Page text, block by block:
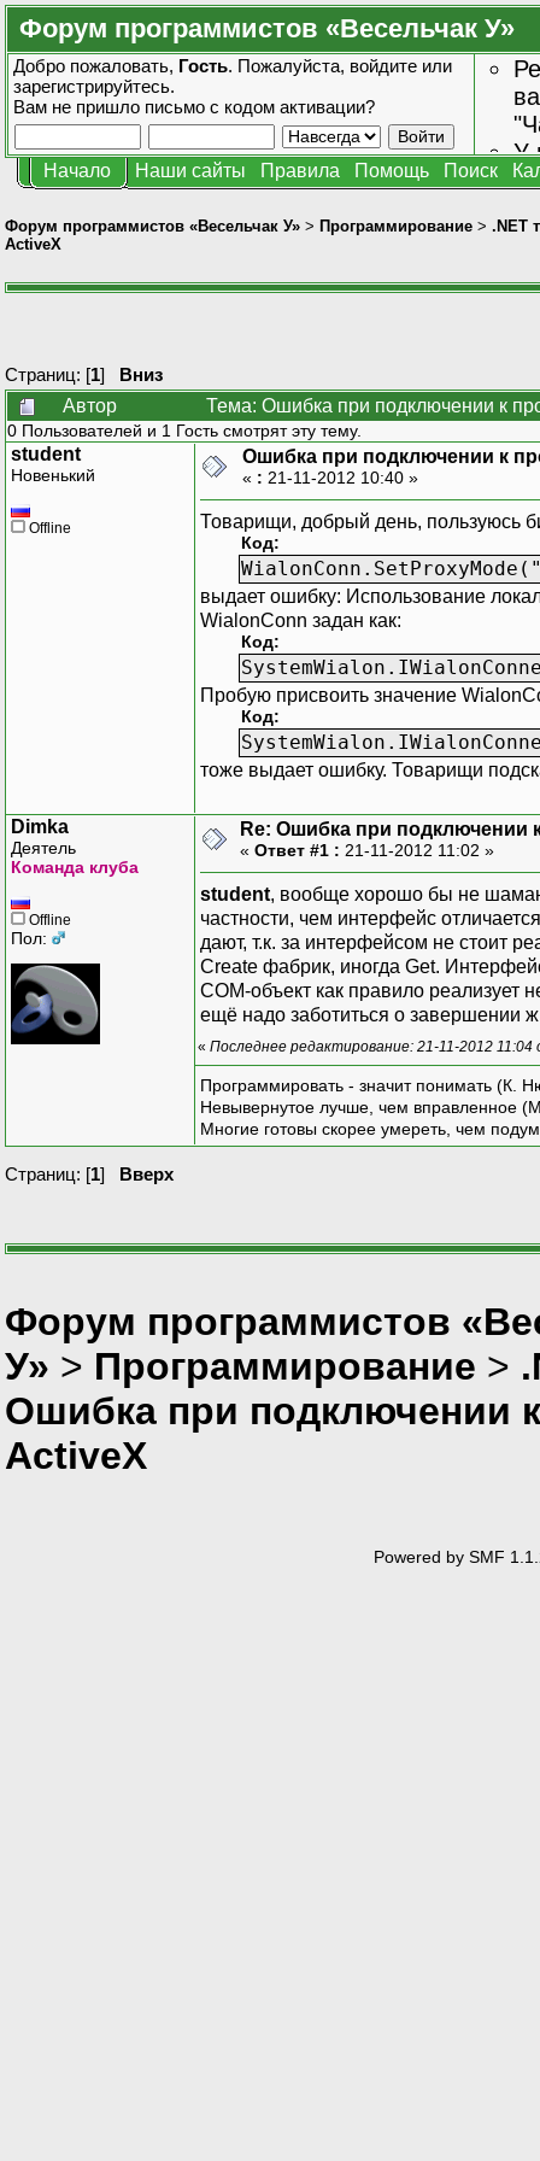
Форум программистов «Весельчак У»
Добро пожаловать, Гость. Пожалуйста, войдите или
зарегистрируйтесь.
Вам не пришло письмо с кодом активации?
У
Начало Наши сайты Правила Помощь Поиск
Форум программистов «Весельчак У» > Программирование > .NET
ActiveX
Страниц: [1] Вниз
Автор
Тема: Ошибка при подключении к
0 Пользователей и 1 Гость смотрят эту тему.
student
Новенький
Offline
Ошибка при подключении к
« : 21-11-2012 10:40 »
Товарищи, добрый день, пользуюсь
Код:
выдает ошибку: Использование
WialonConn задан как:
Код:
Пробую присвоить значение
Код:
тоже выдает ошибку. Товарищи
Dimka
Деятель
Команда клуба
Offline
Пол:
Re: Ошибка при подключении
« Ответ #1 : 21-11-2012 11:02 »
student, вообще хорошо бы не
частности, чем интерфейс
дают, т.к. за интерфейсом не стоит
Create фабрик, иногда Get.
COM-объект как правило реализует
ещё надо заботиться о завершении
« Последнее редактирование: 21-11-2012 11:04
Программировать - значит понимать (К.
Невывернутое лучше, чем вправленное
Многие готовы скорее умереть, чем
Страниц: [1] Вверх
Форум программистов
У» > Программирование >
Ошибка при подключении
ActiveX
Powered by SMF